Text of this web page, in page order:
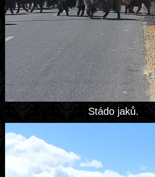
Stádo jaků.